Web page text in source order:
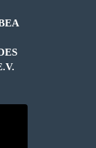
D